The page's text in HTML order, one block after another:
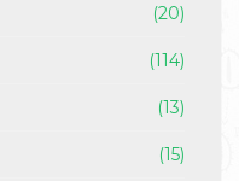
(20)
(114)
(13)
(15)